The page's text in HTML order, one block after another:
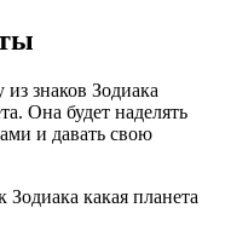
знаков Зодиака
Она будет наделять
и давать свою
какая планета